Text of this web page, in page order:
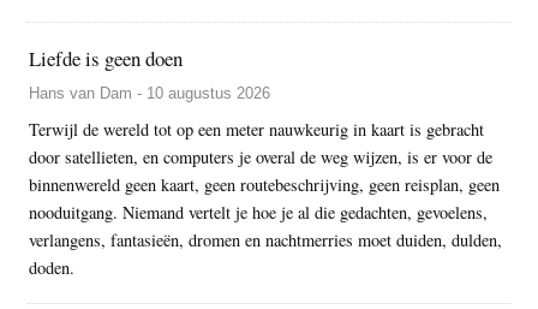
Liefde is geen doen
Hans van Dam - 10 augustus 2026
Terwijl de wereld tot op een meter nauwkeurig in kaart is gebracht
door satellieten, en computers je overal de weg wijzen, is er voor de
binnenwereld geen kaart, geen routebeschrijving, geen reisplan, geen
nooduitgang. Niemand vertelt je hoe je al die gedachten, gevoelens,
verlangens, fantasieën, dromen en nachtmerries moet duiden, dulden,
doden.